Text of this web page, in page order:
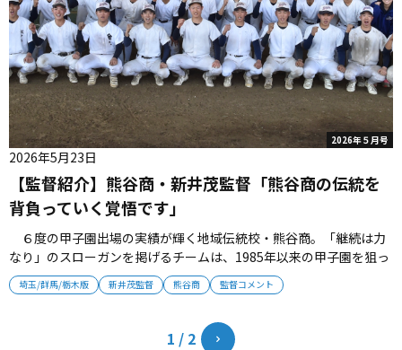
2026年５月号
埼玉/群馬/栃木版 新井茂監督 熊谷商 監督コメント
【監督紹介】熊谷商・新井茂監督「熊谷商の伝統を
背負っていく覚悟です」
2026年5月23日
６度の甲子園出場の実績が輝く地域伝統校・熊谷商。「継続は力
なり」のスローガンを掲げるチームは、1985年以来の甲子園を狙っ
て努力を続ける。OB指揮官・新井茂監督のコメントを紹介する。
（監督）熊谷商・新井茂監督1978年埼玉県生まれ。熊谷商―立正
1 / 2